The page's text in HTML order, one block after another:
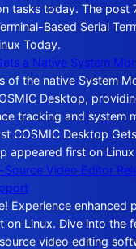
tasks today. The post
Based Serial
Today.
a Native System
of the native System
Desktop,
tracking and system
COSMIC Desktop
appeared first on
Video Editor
Experience enhanced
on Linux. Dive into the
video editing